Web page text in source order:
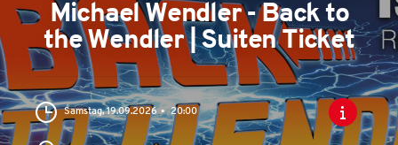
Michael Wendler - Back to
the Wendler | Suiten Ticket
Samstag, 19.09.2026 20:00